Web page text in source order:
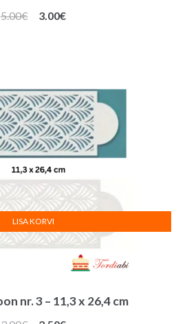
5.00€
Algne
3.00€Praegune
nr. 3 – 11,3 x 26,4 cm
LISA KORVI